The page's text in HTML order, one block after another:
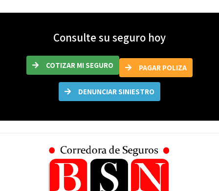
Consulte su seguro hoy
COTIZAR MI SEGURO PAGAR POLIZA
DENUNCIAR SINIESTRO